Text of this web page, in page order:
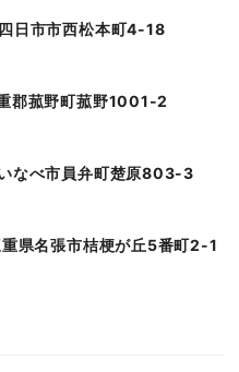
日市市西松本町4-18
郡菰野町菰野1001-2
なべ市員弁町楚原803-3
県名張市桔梗が丘5番町2-1